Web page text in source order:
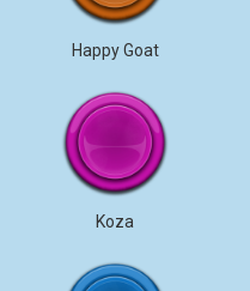
Happy Goat
Koza